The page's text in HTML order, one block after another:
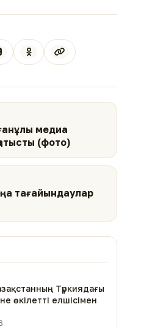
медиа
(фото)
тағайындаулар
Түркиядағы
өкілетті елшісімен